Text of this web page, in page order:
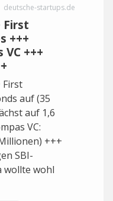
deutsche-startups.de
First
+++
+++
First
auf (35
auf 1,6
VC:
+++
SBI-
wollte wohl